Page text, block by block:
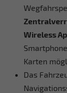
Wireless
Karten
Das